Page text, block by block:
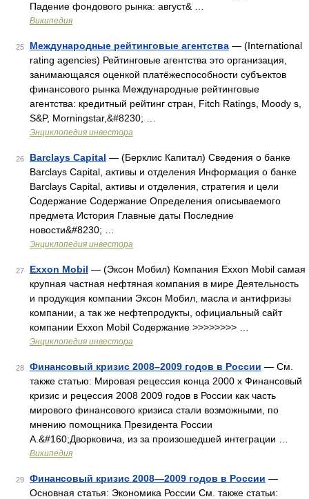
Падение фондового рынка: август& …
Википедия
25 Международные рейтинговые агентства — (International
rating agencies) Рейтинговые агентства это организация,
занимающаяся оценкой платёжеспособности субъектов
финансового рынка Международные рейтинговые
агентства: кредитный рейтинг стран, Fitch Ratings, Moody s,
S&P, Morningstar,&#8230; …
Энциклопедия инвестора
26 Barclays Capital — (Берклис Капитал) Сведения о банке
Barclays Capital, активы и отделения Информация о банке
Barclays Capital, активы и отделения, стратегия и цели
Содержание Содержание Определения описываемого
предмета История Главные даты Последние
новости&#8230; …
Энциклопедия инвестора
27 Exxon Mobil — (Эксон Мобил) Компания Exxon Mobil самая
крупная частная нефтяная компания в мире Деятельность
и продукция компании Эксон Мобил, масла и антифризы
компании, а так же нефтепродукты, официальный сайт
компании Exxon Mobil Содержание >>>>>>>> …
Энциклопедия инвестора
28 Финансовый кризис 2008–2009 годов в России — См.
также статью: Мировая рецессия конца 2000 х Финансовый
кризис и рецессия 2008 2009 годов в России как часть
мирового финансового кризиса стали возможными, по
мнению помощника Президента России
А.&#160;Дворковича, из за произошедшей интеграции …
Википедия
29 Финансовый кризис 2008—2009 годов в России —
Основная статья: Экономика России См. также статьи: